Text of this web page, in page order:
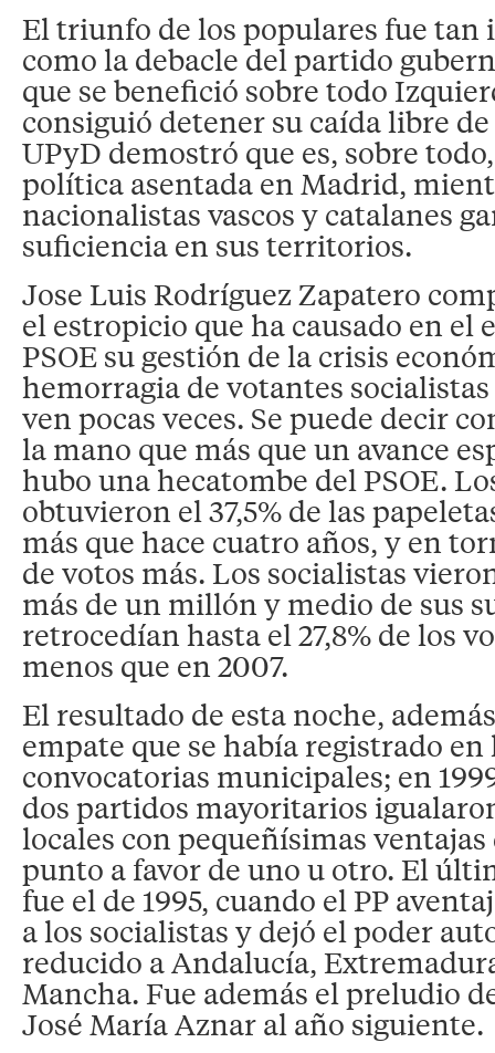
El triunfo de los populares fue tan
como la debacle del partido
que se benefició sobre todo
consiguió detener su caída libre
UPyD demostró que es, sobre
política asentada en Madrid,
nacionalistas vascos y catalanes
suficiencia en sus territorios.
Jose Luis Rodríguez Zapatero
el estropicio que ha causado en el
PSOE su gestión de la crisis
hemorragia de votantes socialistas
ven pocas veces. Se puede decir
la mano que más que un avance
hubo una hecatombe del PSOE.
obtuvieron el 37,5% de las
más que hace cuatro años, y en
de votos más. Los socialistas
más de un millón y medio de sus
retrocedían hasta el 27,8% de los
menos que en 2007.
El resultado de esta noche,
empate que se había registrado
convocatorias municipales; en
dos partidos mayoritarios
locales con pequeñísimas ventajas
punto a favor de uno u otro. El
fue el de 1995, cuando el PP
a los socialistas y dejó el poder
reducido a Andalucía,
Mancha. Fue además el preludio
José María Aznar al año siguiente.